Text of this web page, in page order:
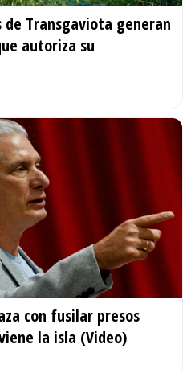
de Transgaviota generan
autoriza su
con fusilar presos
la isla (Video)